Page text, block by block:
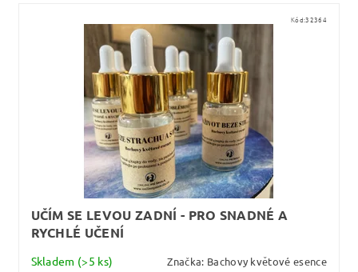
Kód:32364
UČÍM SE LEVOU ZADNÍ - PRO SNADNÉ A
RYCHLÉ UČENÍ
Skladem (>5 ks) Značka: Bachovy květové esence